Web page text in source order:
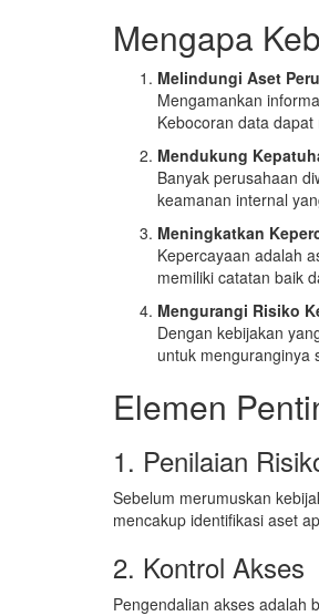
Mengapa
Melindungi Aset
Mengamankan
Kebocoran data
Mendukung
Banyak perusahaan
keamanan internal
Meningkatkan
Kepercayaan adalah
memiliki catatan baik
Mengurangi Risiko
Dengan kebijakan
untuk menguranginya
Elemen
1. Penilaian
Sebelum merumuskan
mencakup identifikasi aset
2. Kontrol Akses
Pengendalian akses adalah